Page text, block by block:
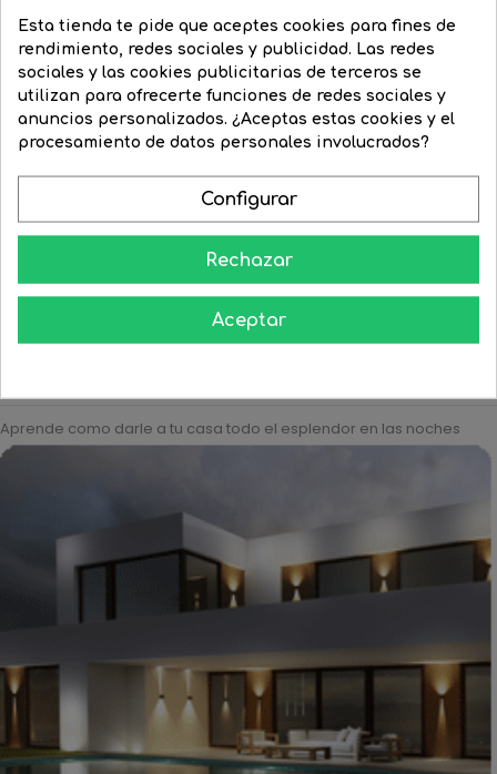
Lámpara de mesa solar con...
Precio
65,23 € Precio
41,09 €
 
Lampara de mesa o pie
Precio
regular
Aprende como darle a tu casa todo el esplendor en las noches
Esta tienda te pide que aceptes cookies para fines de
rendimiento, redes sociales y publicidad. Las redes
sociales y las cookies publicitarias de terceros se
utilizan para ofrecerte funciones de redes sociales y
anuncios personalizados. ¿Aceptas estas cookies y el
procesamiento de datos personales involucrados?
Configurar
Rechazar
Aceptar